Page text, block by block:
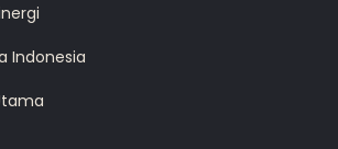
Indonesia